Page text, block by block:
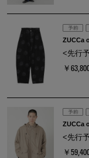
ZUCCa
<先行
￥
ZUCCa
<先行
￥